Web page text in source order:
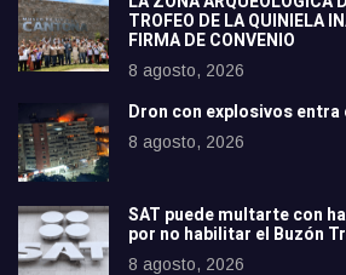
TROFEO DE LA QUINIELA
FIRMA DE CONVENIO
8 agosto, 2026
Dron con explosivos entra
8 agosto, 2026
SAT puede multarte con
por no habilitar el Buzón
8 agosto, 2026